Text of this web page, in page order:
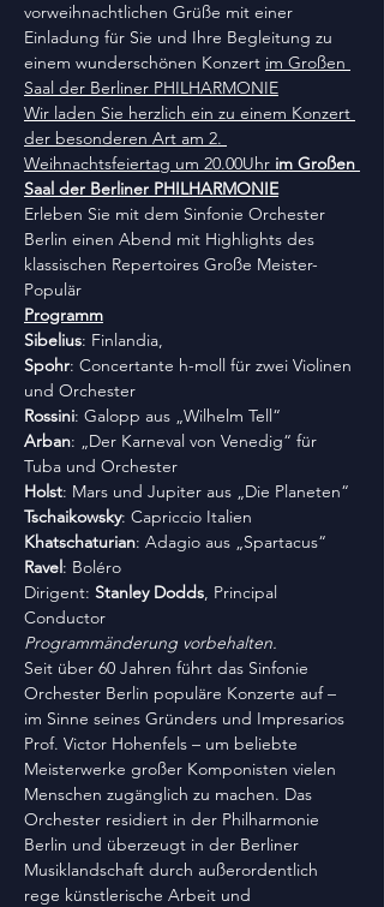
vorweihnachtlichen Grüße mit einer
Einladung für Sie und Ihre Begleitung zu
einem wunderschönen Konzert im Großen
Saal der Berliner PHILHARMONIE
Wir laden Sie herzlich ein zu einem Konzert
der besonderen Art am 2.
Weihnachtsfeiertag um 20.00Uhr im Großen
Saal der Berliner PHILHARMONIE
Erleben Sie mit dem Sinfonie Orchester
Berlin einen Abend mit Highlights des
klassischen Repertoires Große Meister-
Populär
Programm
Sibelius: Finlandia,
Spohr: Concertante h-moll für zwei Violinen
und Orchester
Rossini: Galopp aus „Wilhelm Tell“
Arban: „Der Karneval von Venedig“ für
Tuba und Orchester
Holst: Mars und Jupiter aus „Die Planeten“
Tschaikowsky: Capriccio Italien
Khatschaturian: Adagio aus „Spartacus“
Ravel: Boléro
Dirigent: Stanley Dodds, Principal
Conductor
Programmänderung vorbehalten.
Seit über 60 Jahren führt das Sinfonie
Orchester Berlin populäre Konzerte auf –
im Sinne seines Gründers und Impresarios
Prof. Victor Hohenfels – um beliebte
Meisterwerke großer Komponisten vielen
Menschen zugänglich zu machen. Das
Orchester residiert in der Philharmonie
Berlin und überzeugt in der Berliner
Musiklandschaft durch außerordentlich
rege künstlerische Arbeit und